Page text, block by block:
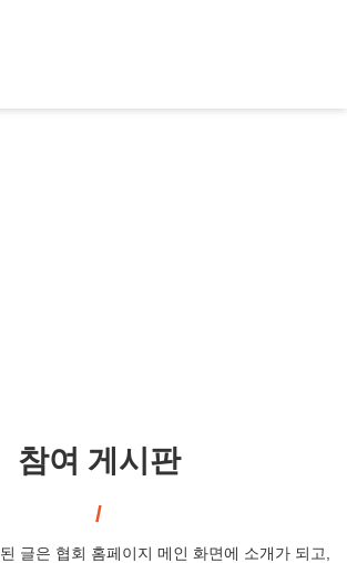
참여 게시판
글은 협회 홈페이지 메인 화면에 소개가 되고,